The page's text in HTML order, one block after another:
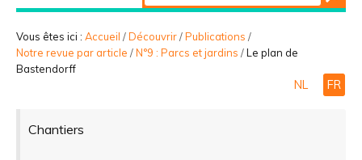
PARTICIPER
Recherche
avancée…
Vous êtes ici : Accueil /Découvrir/Publications /
Notre revue par article /N°9 : Parcs et jardins /Le plan de
Bastendorff
NL FR
Chantiers